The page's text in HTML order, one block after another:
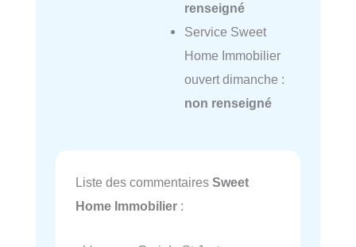
renseigné
Service Sweet
Home Immobilier
ouvert dimanche :
non renseigné
Liste des commentaires Sweet
Home Immobilier :